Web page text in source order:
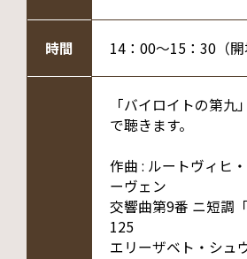
時間 14：00～15：30（開
「バイロイトの第九
で聴きます。
作曲 : ルートヴィヒ
ーヴェン
交響曲第9番 ニ短調
125
エリーザベト・シュ